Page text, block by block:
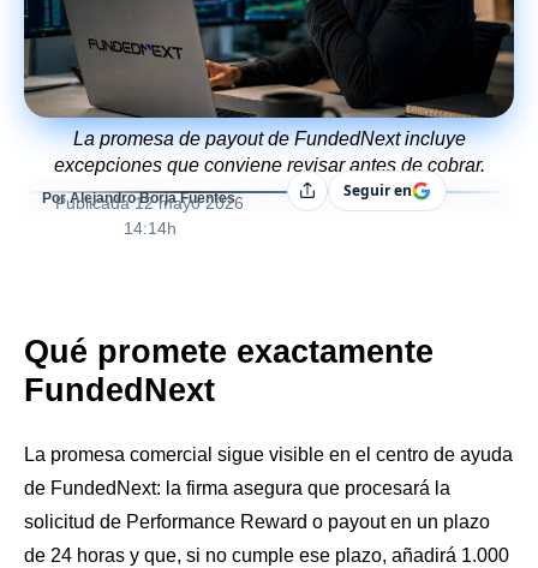
La promesa de payout de FundedNext incluye
excepciones que conviene revisar antes de cobrar.
Por Alejandro Borja Fuentes
Publicada 12 mayo 2026
14:14h
CompartirSeguir en
Qué promete exactamente
FundedNext
La promesa comercial sigue visible en el centro de ayuda
de FundedNext: la firma asegura que procesará la
solicitud de Performance Reward o payout en un plazo
de 24 horas y que, si no cumple ese plazo, añadirá 1.000